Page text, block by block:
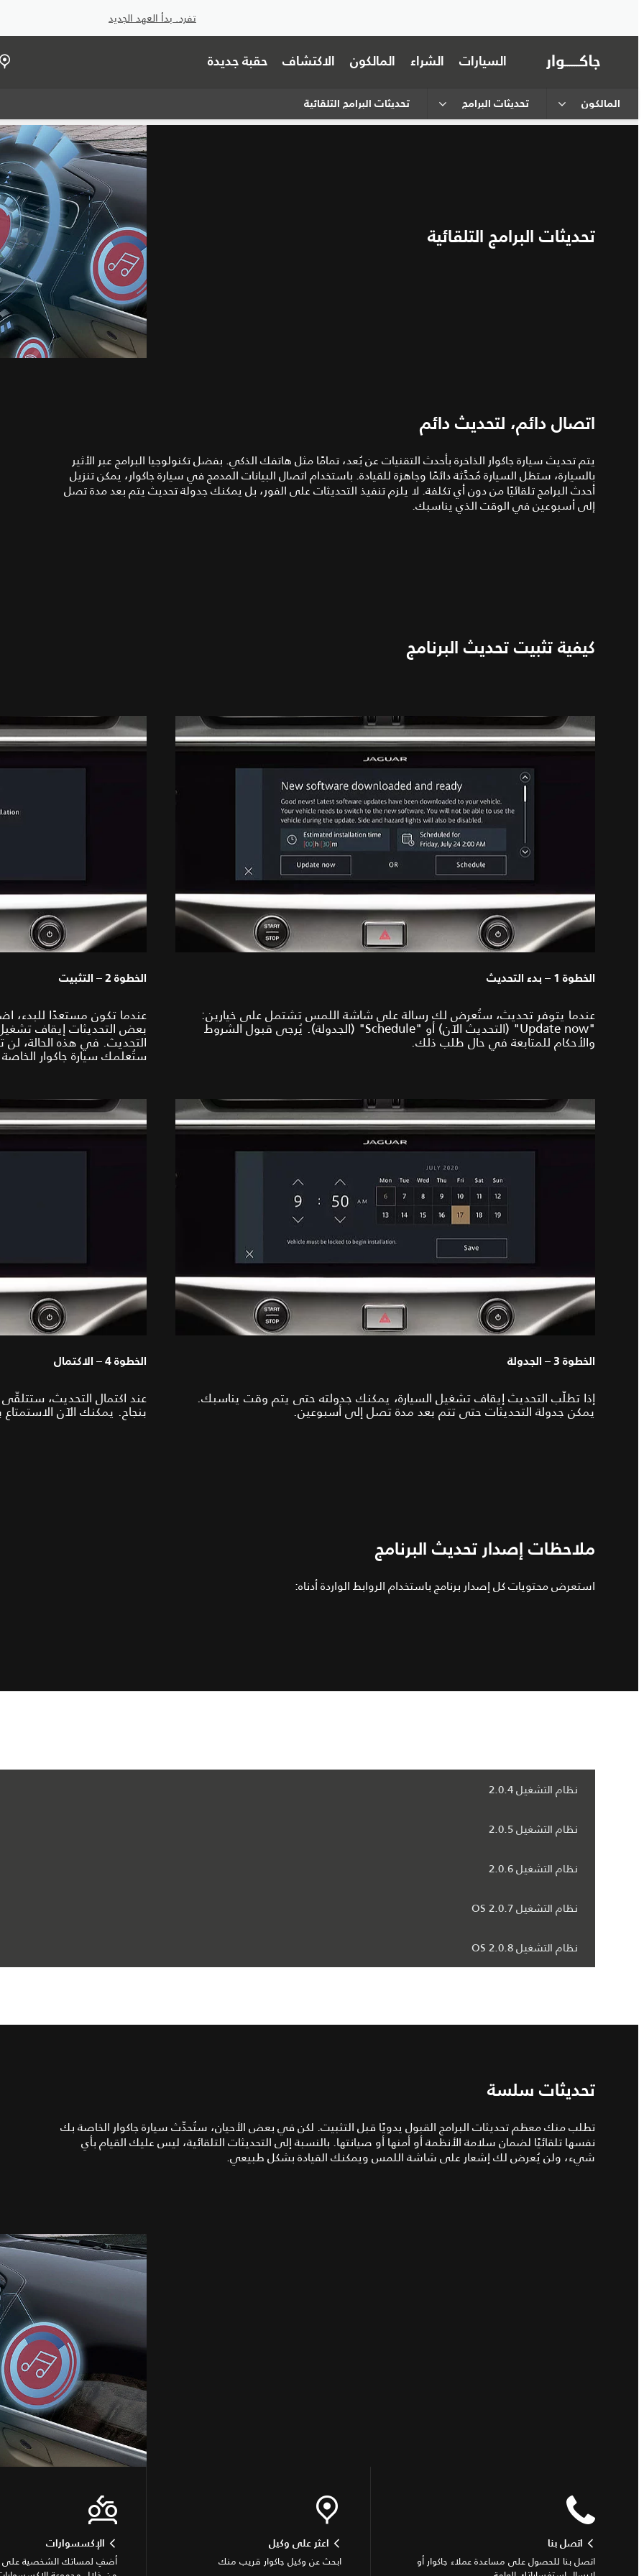
تفرد. بدأ العهد الجديد
السيارات الشراء المالكون الاكتشاف حقبة جديدة
المالكون تحديثات البرامج تحديثات البرامج التلقائية
تحديثات البرامج التلقائية
اتصال دائم، لتحديث دائم
يتم تحديث سيارة جاكوار الذاخرة بأحدث التقنيات عن بُعد، تمامًا مثل هاتفك الذكي. بفضل تكنولوجيا البرامج عبر الأثير
بالسيارة، ستظل السيارة مُحدَّثة دائمًا وجاهزة للقيادة. باستخدام اتصال البيانات المدمج في سيارة جاكوار، يمكن تنزيل
أحدث البرامج تلقائيًا من دون أي تكلفة. لا يلزم تنفيذ التحديثات على الفور، بل يمكنك جدولة تحديث يتم بعد مدة تصل
إلى أسبوعين في الوقت الذي يناسبك.
كيفية تثبيت تحديث البرنامج
الخطوة 1 – بدء التحديث
عندما يتوفر تحديث، ستُعرض لك رسالة على شاشة اللمس تشتمل على خيارين:
"Update now" (التحديث الآن) أو "Schedule" (الجدولة). يُرجى قبول الشروط
والأحكام للمتابعة في حال طلب ذلك.
الخطوة 2 – التثبيت
بعض التحديثات إيقاف
التحديث. في هذه الحالة، لن
ستُعلمك سيارة جاكوار
الخطوة 3 – الجدولة
إذا تطلّب التحديث إيقاف تشغيل السيارة، يمكنك جدولته حتى يتم وقت يناسبك.
يمكن جدولة التحديثات حتى تتم بعد مدة تصل إلى أسبوعين.
الخطوة 4 – الاكتمال
عند اكتمال التحديث،
بنجاح. يمكنك الآن
ملاحظات إصدار تحديث البرنامج
استعرض محتويات كل إصدار برنامج باستخدام الروابط الواردة أدناه:
نظام التشغيل 2.0.4
نظام التشغيل 2.0.5
نظام التشغيل 2.0.6
نظام التشغيل OS 2.0.7
نظام التشغيل OS 2.0.8
تحديثات سلسة
تطلب منك معظم تحديثات البرامج القبول يدويًا قبل التثبيت. لكن في بعض الأحيان، ستُحدِّث سيارة جاكوار الخاصة بك
نفسها تلقائيًا لضمان سلامة الأنظمة أو أمنها أو صيانتها. بالنسبة إلى التحديثات التلقائية، ليس عليك القيام بأي
شيء، ولن يُعرض لك إشعار على شاشة اللمس ويمكنك القيادة بشكل طبيعي.
اتصل بنا
اتصل بنا للحصول على مساعدة عملاء جاكوار أو
اعثر على وكيل
ابحث عن وكيل جاكوار قريب منك
الإكسسوارات
أضفِ لمساتك الشخصية على